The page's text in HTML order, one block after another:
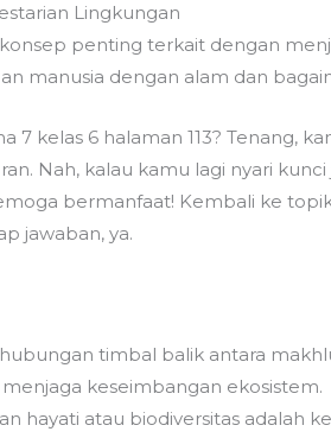
Lingkungan
penting terkait dengan
manusia dengan alam dan
kelas 6 halaman 113? Tenang,
Nah, kalau kamu lagi nyari
bermanfaat! Kembali ke
jawaban, ya.
timbal balik antara
keseimbangan ekosistem.
hayati atau biodiversitas adalah